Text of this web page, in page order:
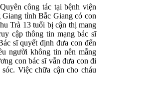
công tác tại bệnh viện
Giang tỉnh Bắc Giang có con
Trà 13 tuổi bị cận thị mang
cập thông tin mạng bác sĩ
sĩ quyết định đưa con đến
người không tin nên mắng
con bác sĩ vẫn đưa con đi
Việc chữa cận cho cháu